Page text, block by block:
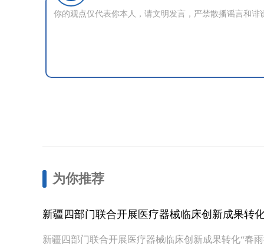
为你推荐
新疆四部门联合开展医疗器械临床创新成果转
新疆四部门联合开展医疗器械临床创新成果转化“春